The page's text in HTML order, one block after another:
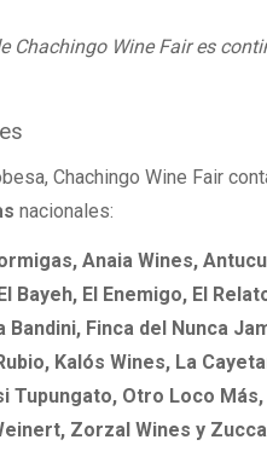
Chachingo Wine Fair es
Chachingo Wine Fair
nacionales:
Anaia Wines,
Bayeh, El Enemigo, El
Bandini, Finca del Nunca
Kalós Wines, La
Tupungato, Otro Loco
Zorzal Wines y